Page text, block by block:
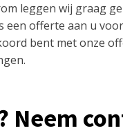
leggen wij graag
een offerte aan u
bent met onze
Neem